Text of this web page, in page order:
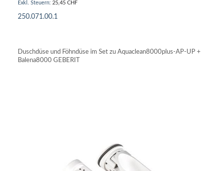
25,45 CHF
250.071.00.1
Duschdüse und Föhndüse im Set zu Aquaclean8000plus-AP-UP +
Balena8000 GEBERIT